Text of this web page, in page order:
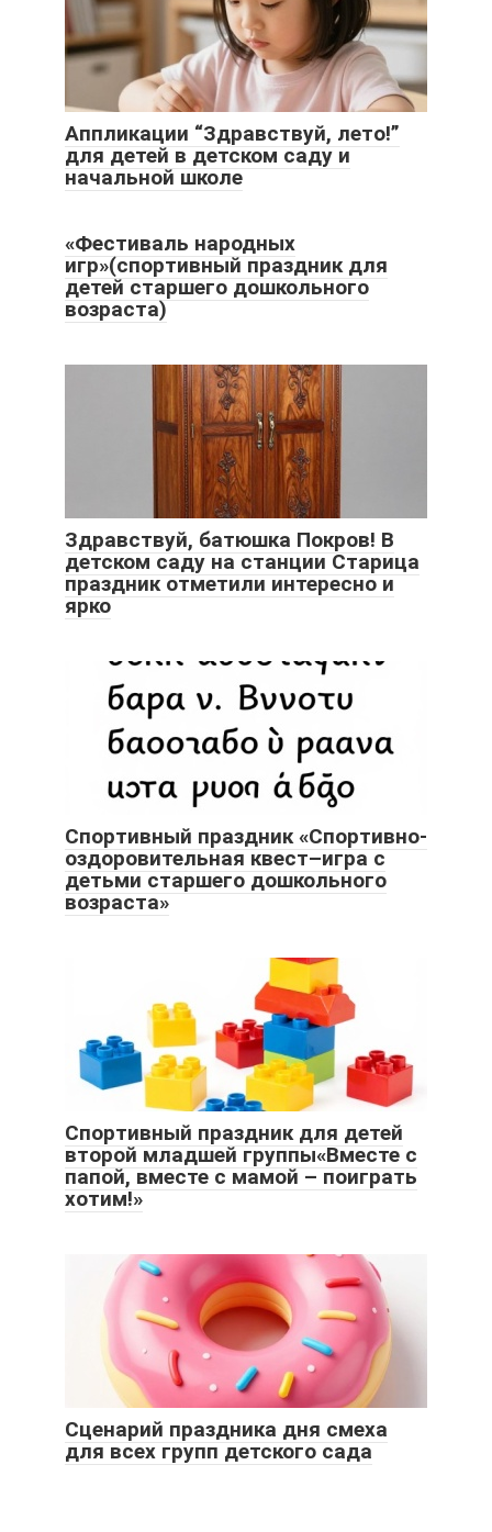
Аппликации “Здравствуй, лето!”
для детей в детском саду и
начальной школе
«Фестиваль народных
игр»(спортивный праздник для
детей старшего дошкольного
возраста)
Здравствуй, батюшка Покров! В
детском саду на станции Старица
праздник отметили интересно и
ярко
Спортивный праздник «Спортивно-
оздоровительная квест–игра с
детьми старшего дошкольного
возраста»
Спортивный праздник для детей
второй младшей группы«Вместе с
папой, вместе с мамой – поиграть
хотим!»
Сценарий праздника дня смеха
для всех групп детского сада